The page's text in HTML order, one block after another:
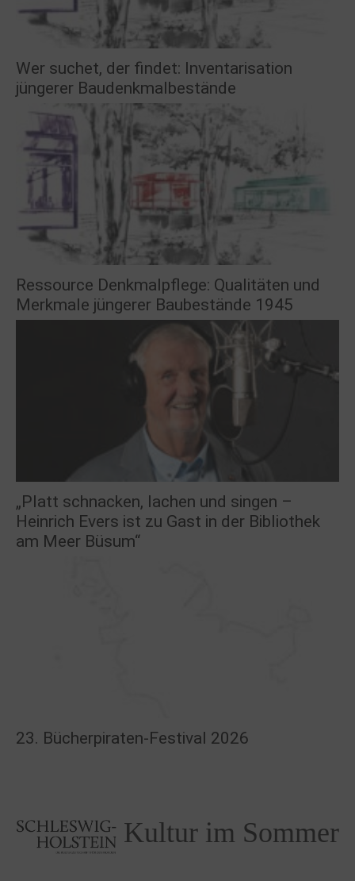
Wer suchet, der findet: Inventarisation
jüngerer Baudenkmalbestände
Ressource Denkmalpflege: Qualitäten und
Merkmale jüngerer Baubestände 1945
„Platt schnacken, lachen und singen –
Heinrich Evers ist zu Gast in der Bibliothek
am Meer Büsum“
23. Bücherpiraten-Festival 2026
Kultur im Sommer